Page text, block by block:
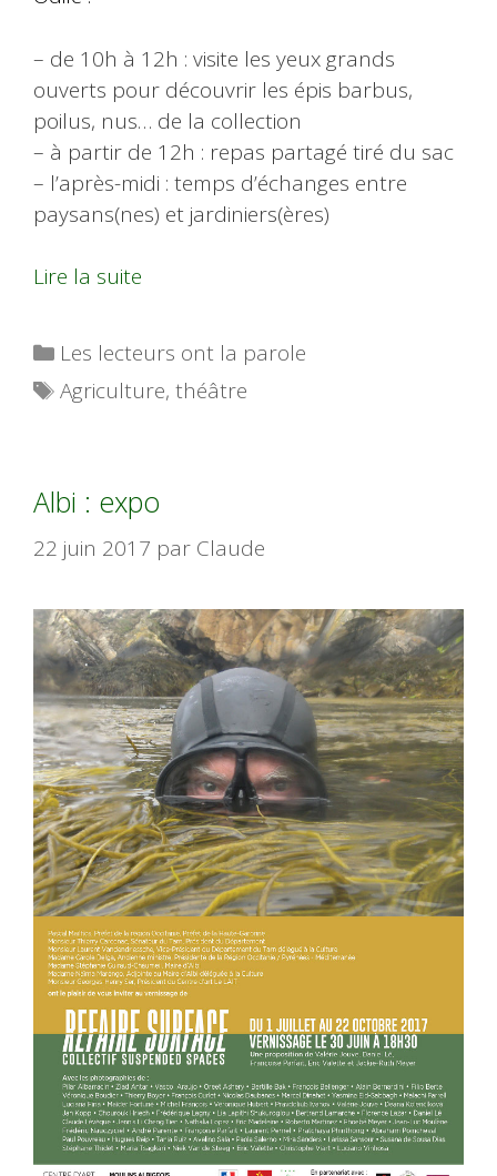
– de 10h à 12h : visite les yeux grands
ouverts pour découvrir les épis barbus,
poilus, nus… de la collection
– à partir de 12h : repas partagé tiré du sac
– l’après-midi : temps d’échanges entre
paysans(nes) et jardiniers(ères)
Lire la suite
Catégories
Les lecteurs ont la parole
Étiquettes
Agriculture,théâtre
Albi : expo
22 juin 2017 par Claude